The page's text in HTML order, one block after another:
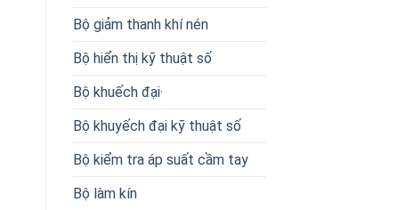
Bộ giảm thanh khí nén
Bộ hiển thị kỹ thuật số
Bộ khuếch đại·
Bộ khuyếch đại kỹ thuật số
Bộ kiểm tra áp suất cầm tay
Bộ làm kín